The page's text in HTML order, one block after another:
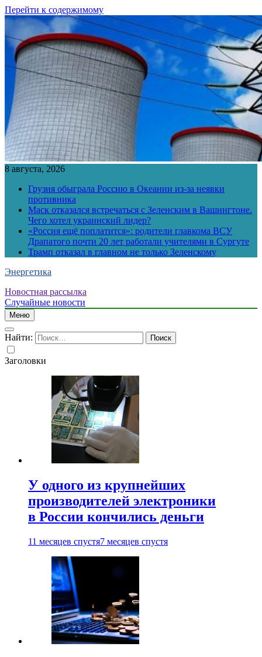
Перейти к содержимому
8 августа, 2026
Грузия обыграла Россию в Океании из-за неявки
противника
Маск отказался встречаться с Зеленским в Вашингтоне.
Чего хотел украинский лидер?
«Россия ещё поплатится»: родители главкома ВСУ
Драпатого почти 20 лет работали учителями в Сургуте
Трамп отказал в главном не только Зеленскому
Энергетика
Новостная рассылка
Случайные новости
Меню
Найти:
Заголовки
У одного из крупнейших
производителей электроники
в России кончились деньги
11 месяцев спустя7 месяцев спустя